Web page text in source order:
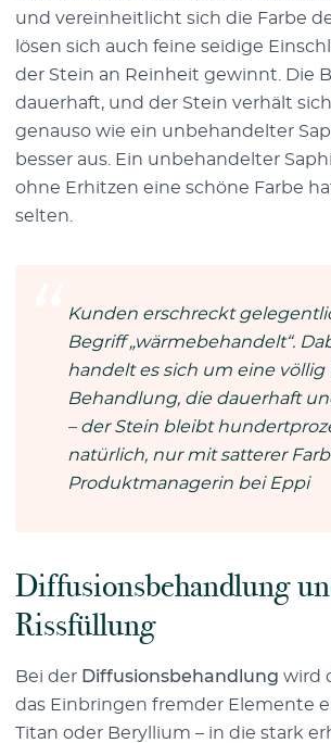
und vereinheitlicht sich die Farbe
lösen sich auch feine seidige
der Stein an Reinheit gewinnt. Die
dauerhaft, und der Stein verhält
genauso wie ein unbehandelter
besser aus. Ein unbehandelter
ohne Erhitzen eine schöne Farbe
selten.
Kunden erschreckt
Begriff „wärmebehandelt“.
handelt es sich um eine völlig
Behandlung, die dauerhaft
– der Stein bleibt
natürlich, nur mit satterer
Produktmanagerin bei Eppi
Diffusionsbehandlung
Rissfüllung
Bei der Diffusionsbehandlung wird
das Einbringen fremder Elemente
Titan oder Beryllium – in die stark